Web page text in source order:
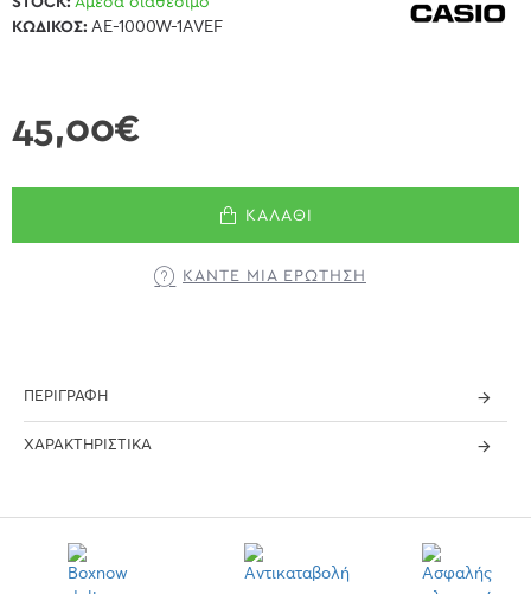
45,00€
ΚΩΔΙΚΌΣ: AE-1000W-1AVEF
ΚΑΛΆΘΙ
ΚΆΝΤΕ ΜΊΑ ΕΡΏΤΗΣΗ
ΠΕΡΙΓΡΑΦΉ
ΧΑΡΑΚΤΗΡΙΣΤΙΚΆ